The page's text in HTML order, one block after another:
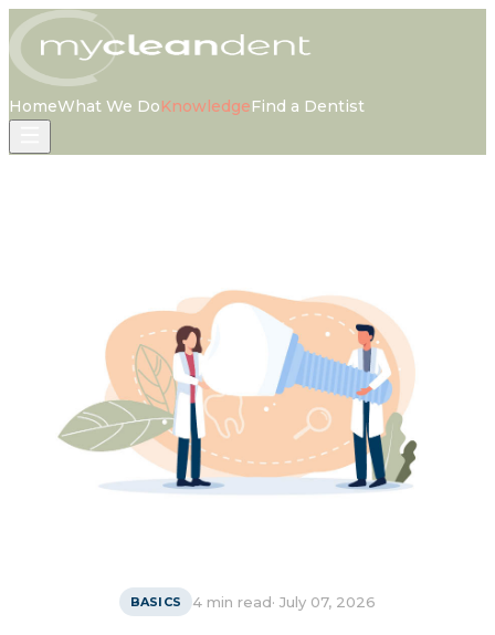
HomeWhat We DoKnowledgeFind a Dentist
BASICS 4 min read·July 07, 2026